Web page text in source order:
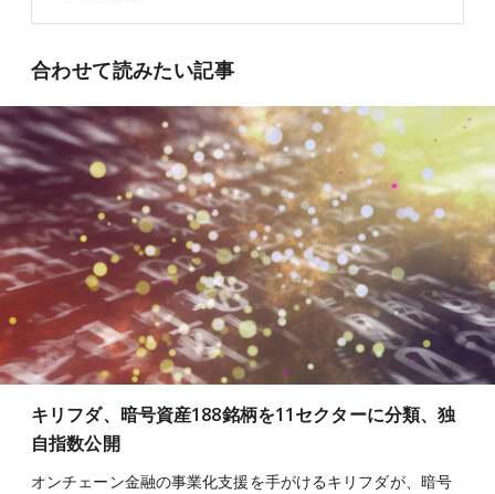
合わせて読みたい記事
キリフダ、暗号資産188銘柄を11セクターに分類、独
自指数公開
オンチェーン金融の事業化支援を手がけるキリフダが、暗号